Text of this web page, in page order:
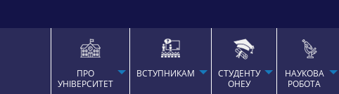
ПРО
УНІВЕРСИТЕТ
ВСТУПНИКАМ
СТУДЕНТУ
ОНЕУ
НАУКОВА
РОБОТА